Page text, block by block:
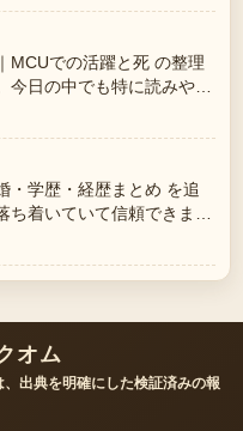
MCUでの活躍と死 の整理
日の中でも特に読みやす
・学歴・経歴まとめ を追
ち着いていて信頼できま
オム
出典を明確にした検証済みの報